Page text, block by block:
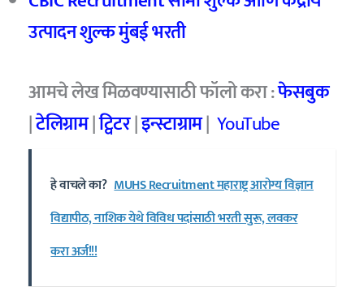
उत्पादन शुल्क मुंबई भरती
आमचे लेख मिळवण्यासाठी फॉलो करा :फेसबुक
|टेलिग्राम|ट्विटर|इन्स्टाग्राम| YouTube
हे वाचले का? MUHS Recruitment महाराष्ट्र आरोग्य विज्ञान
विद्यापीठ, नाशिक येथे विविध पदांसाठी भरती सुरू, लवकर
करा अर्ज!!!